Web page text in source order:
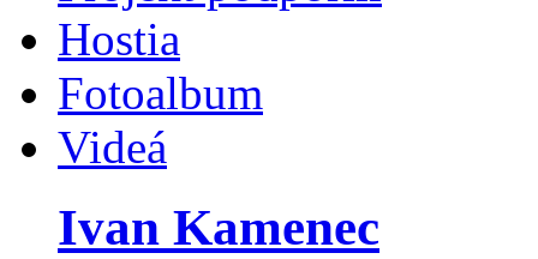
Hostia
Fotoalbum
Videá
Ivan Kamenec